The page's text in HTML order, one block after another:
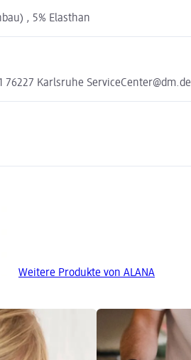
, 5% Elasthan
Karlsruhe ServiceCenter@dm.de
Weitere Produkte von ALANA